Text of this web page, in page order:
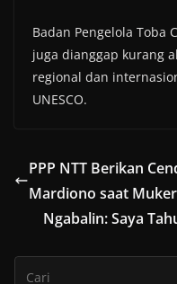
Badan Pengelola Toba
juga dianggap kurang
regional dan
UNESCO.
PPP NTT Berikan
Mardiono saat
Ngabalin: Saya